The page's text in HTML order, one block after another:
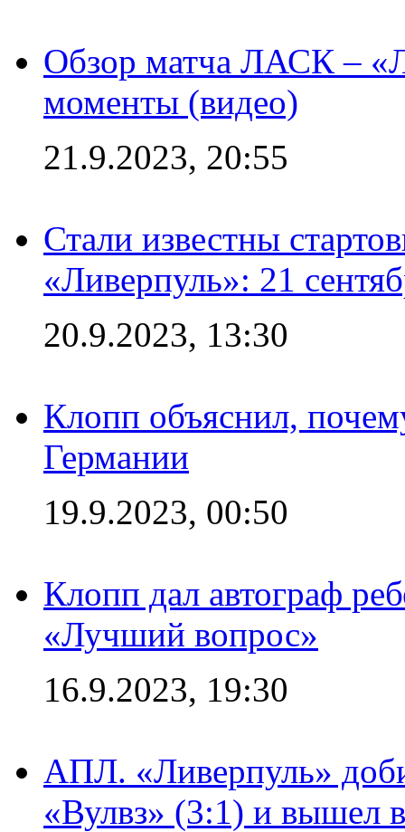
Обзор матча ЛАСК –
моменты (видео)
21.9.2023, 20:55
Стали известны
«Ливерпуль»: 21
20.9.2023, 13:30
Клопп объяснил,
Германии
19.9.2023, 00:50
Клопп дал автограф
«Лучший вопрос»
16.9.2023, 19:30
АПЛ. «Ливерпуль»
«Вулвз» (3:1) и вышел